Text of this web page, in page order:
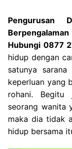
Pengurusan
Hubungi 0877
hidup dengan
satunya
keperluan yang
rohani. Begitu
seorang wanita
maka dia tidak
hidup bersama